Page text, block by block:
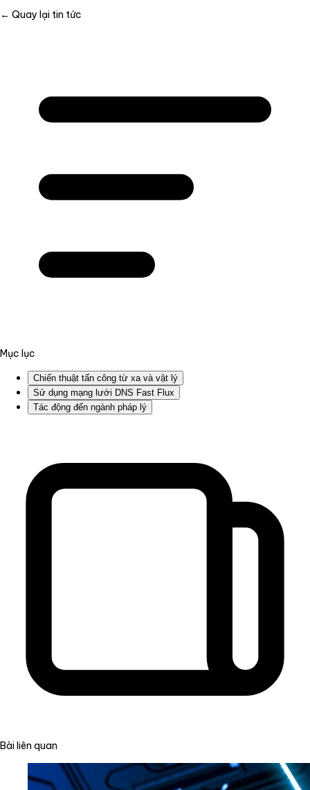
← Quay lại tin tức
Mục lục
Chiến thuật tấn công từ xa và vật lý
Sử dụng mạng lưới DNS Fast Flux
Tác động đến ngành pháp lý
Bài liên quan